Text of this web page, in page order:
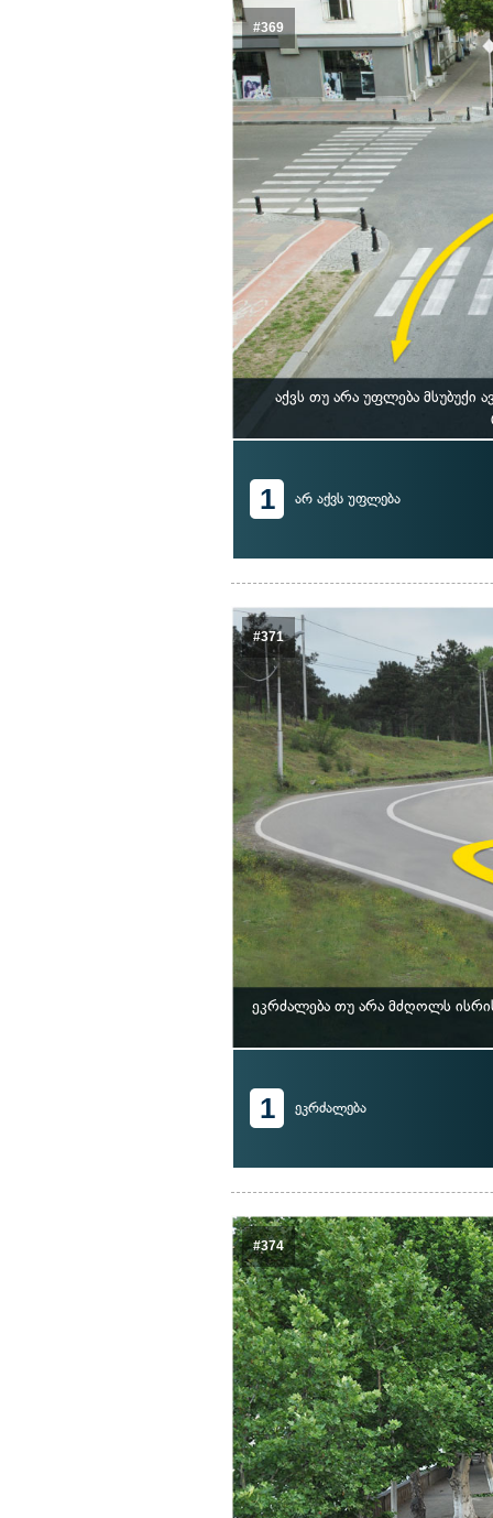
#369
აქვს თუ არა უფლება
1 არ აქვს უფლება
#371
ეკრძალება თუ არა მძღოლს
1 ეკრძალება
#374